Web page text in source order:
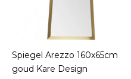
Spiegel Arezzo 160x65cm
goud Kare Design